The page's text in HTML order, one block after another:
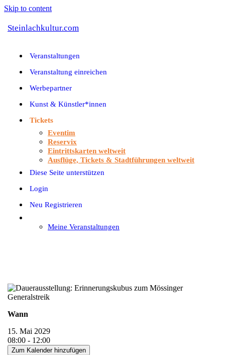
Skip to content
Steinlachkultur.com
Veranstaltungen
Veranstaltung einreichen
Werbepartner
Kunst & Künstler*innen
Tickets
Eventim
Reservix
Eintrittskarten weltweit
Ausflüge, Tickets & Stadtführungen weltweit
Diese Seite unterstützen
Login
Neu Registrieren
Meine Veranstaltungen
Wann
15. Mai 2029
08:00 - 12:00
Zum Kalender hinzufügen